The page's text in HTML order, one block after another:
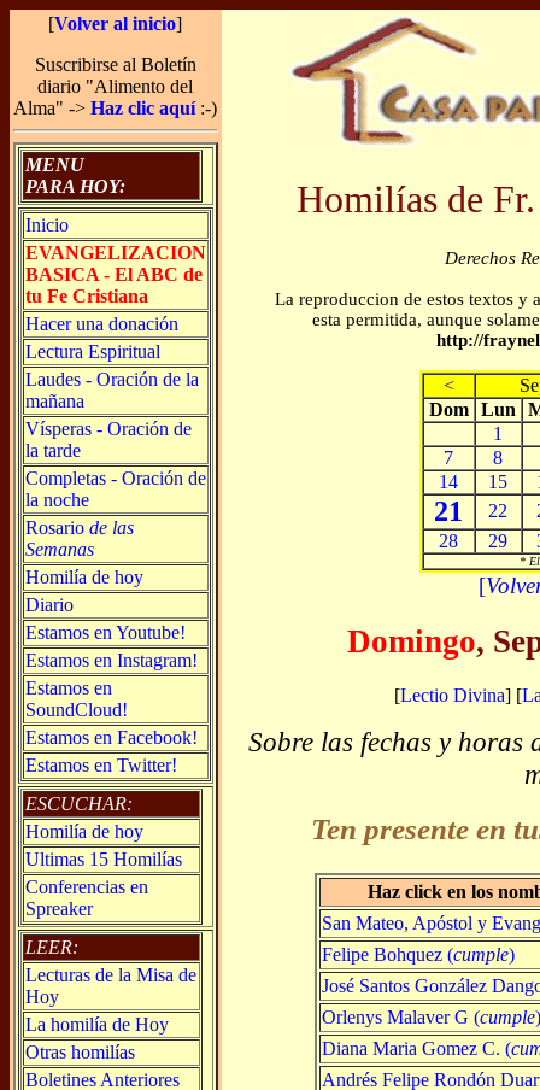
[Volver al inicio]
Suscribirse al Boletín
diario "Alimento del
Alma" ->Haz clic aquí:-)
MENU
PARA HOY:
Inicio
EVANGELIZACION
BASICA - El ABC de
tu Fe Cristiana
Hacer una donación
Lectura Espiritual
Laudes - Oración de la
mañana
Vísperas - Oración de
la tarde
Completas - Oración de
la noche
Rosario de las
Semanas
Homilía de hoy
Diario
Estamos en Youtube!
Estamos en Instagram!
Estamos en
SoundCloud!
Estamos en Facebook!
Estamos en Twitter!
ESCUCHAR:
Homilía de hoy
Ultimas 15 Homilías
Conferencias en
Spreaker
LEER:
Lecturas de la Misa de
Hoy
La homilía de Hoy
Otras homilías
Boletines Anteriores
Homilías de
Derechos
La reproduccion de estos textos y
esta permitida, aunque
http://
<
Dom Lun
1
7
8
14
15
21 22
28
29
*
[
Domingo,
[Lectio Divina] [
Sobre las fechas y horas
Ten presente en
Haz click en los
San Mateo, Apóstol y
Felipe Bohquez (cumple)
José Santos González
Orlenys Malaver G (cumple
Diana Maria Gomez C. (
Andrés Felipe Rondón